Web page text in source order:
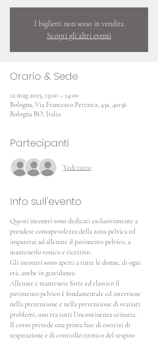
I biglietti non sono in vendita
Scopri gli altri eventi
Orario & Sede
12 mag 2025, 13:00 – 14:00
Bologna, Via Francesco Petrarca, 43a, 40136
Bologna BO, Italia
Partecipanti
Vedi tutto
Info sull'evento
Questi incontri sono dedicati esclusivamente a
prendere consapevolezza della zona pelvica ed
imparerai ad allenare il pavimento pelvico, a
mantenerlo tonico e ricettivo.
Gli incontri sono aperti a tutte le donne, di ogni
età, anche in gravidanza.
Allenare e mantenere forte ed elastico il
pavimento pelvico è fondamentale ed interviene
nella prevenzione e nella prevenzione di svariati
problemi, uno tra tutti l’incontinenza urinaria.
Il corso prevede una prima fase di esercizi di
respirazione e di controllo ritmico del respiro